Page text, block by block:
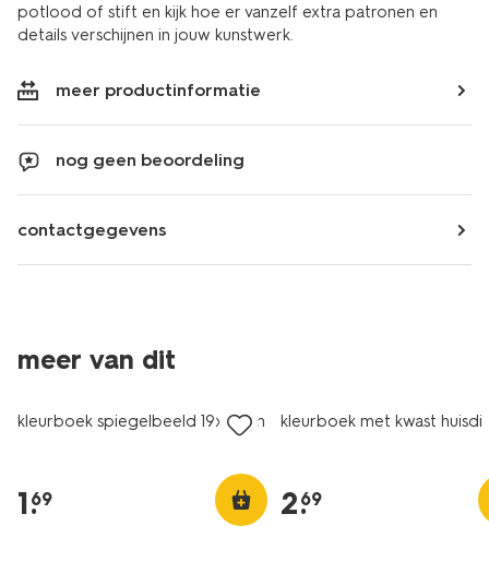
potlood of stift en kijk hoe er vanzelf extra patronen en
details verschijnen in jouw kunstwerk.
meer productinformatie
nog geen beoordeling
contactgegevens
meer van dit
kleurboek spiegelbeeld 19x27cm
1.
69
kleurboek met kwast
2.
69